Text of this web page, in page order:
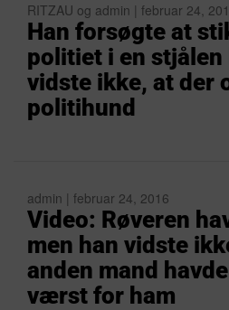
RITZAU og admin | februar 24,
Han forsøgte at
politiet i en stjålen
vidste ikke, at der
politihund
admin | februar 24, 2016
Video: Røveren
men han vidste
anden mand
værst for ham